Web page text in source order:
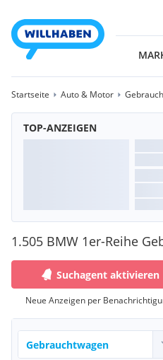
Startseite Auto & Motor
TOP-ANZEIGEN
1.505 BMW 1er-Reihe
Suchagent aktivieren
Neue Anzeigen per